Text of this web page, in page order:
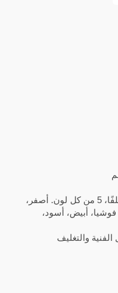
اللون: عبوة متعددة الألوان، 12 لونًا مختلفًا، 5 من كل لون. أصفر،
أبيض، أسود،
والتغليف